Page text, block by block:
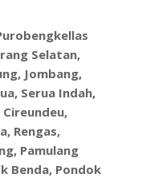
Selatan,
Jombang,
Serua Indah,
Rengas,
Pamulang
Benda, Pondok